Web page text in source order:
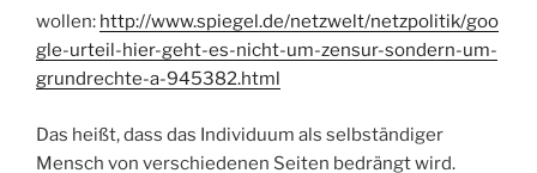
wollen: http://www.spiegel.de/netzwelt/netzpolitik/goo
gle-urteil-hier-geht-es-nicht-um-zensur-sondern-um-
grundrechte-a-945382.html
Das heißt, dass das Individuum als selbständiger
Mensch von verschiedenen Seiten bedrängt wird.